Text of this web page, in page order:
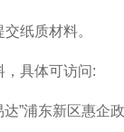
纸质材料。
，具体可访问:
达”浦东新区惠